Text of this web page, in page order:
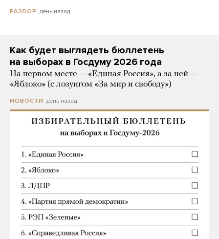
РАЗБОР день назад
Как будет выглядеть бюллетень
на выборах в Госдуму 2026 года
На первом месте — «Единая Россия», а за ней —
«Яблоко» (с лозунгом «За мир и свободу»)
НОВОСТИ день назад